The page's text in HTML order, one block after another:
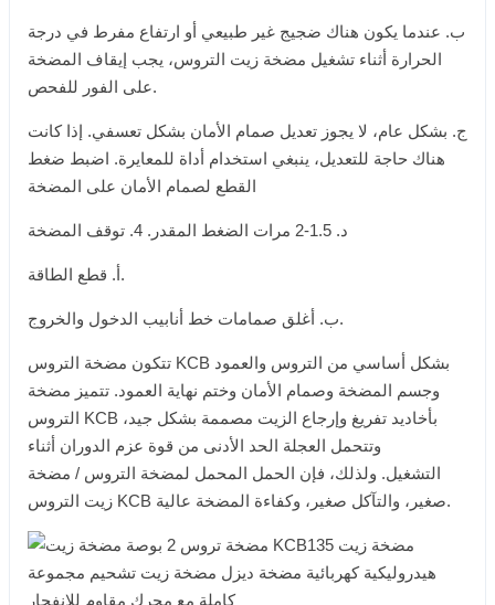
ب. عندما يكون هناك ضجيج غير طبيعي أو ارتفاع مفرط في درجة
الحرارة أثناء تشغيل مضخة زيت التروس، يجب إيقاف المضخة
على الفور للفحص.
ج. بشكل عام، لا يجوز تعديل صمام الأمان بشكل تعسفي. إذا كانت
هناك حاجة للتعديل، ينبغي استخدام أداة للمعايرة. اضبط ضغط
القطع لصمام الأمان على المضخة
د. 1.5-2 مرات الضغط المقدر. 4. توقف المضخة
أ. قطع الطاقة.
ب. أغلق صمامات خط أنابيب الدخول والخروج.
تتكون مضخة التروس KCB بشكل أساسي من التروس والعمود
وجسم المضخة وصمام الأمان وختم نهاية العمود. تتميز مضخة
التروس KCB بأخاديد تفريغ وإرجاع الزيت مصممة بشكل جيد،
وتتحمل العجلة الحد الأدنى من قوة عزم الدوران أثناء
التشغيل. ولذلك، فإن الحمل المحمل لمضخة التروس / مضخة
زيت التروس KCB صغير، والتآكل صغير، وكفاءة المضخة عالية.